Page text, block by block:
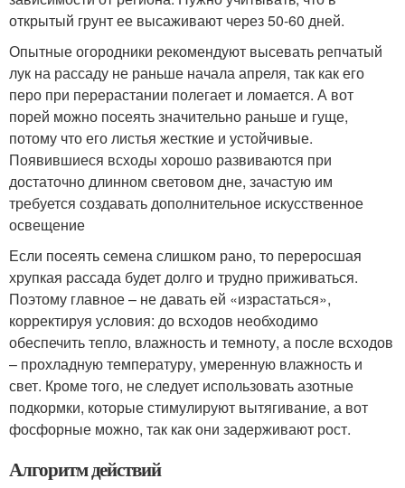
открытый грунт ее высаживают через 50-60 дней.
Опытные огородники рекомендуют высевать репчатый
лук на рассаду не раньше начала апреля, так как его
перо при перерастании полегает и ломается. А вот
порей можно посеять значительно раньше и гуще,
потому что его листья жесткие и устойчивые.
Появившиеся всходы хорошо развиваются при
достаточно длинном световом дне, зачастую им
требуется создавать дополнительное искусственное
освещение
Если посеять семена слишком рано, то переросшая
хрупкая рассада будет долго и трудно приживаться.
Поэтому главное – не давать ей «израстаться»,
корректируя условия: до всходов необходимо
обеспечить тепло, влажность и темноту, а после всходов
– прохладную температуру, умеренную влажность и
свет. Кроме того, не следует использовать азотные
подкормки, которые стимулируют вытягивание, а вот
фосфорные можно, так как они задерживают рост.
Алгоритм действий